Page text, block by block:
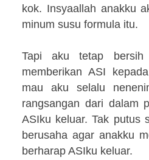
kok. Insyaallah anakku
minum susu formula itu.
Tapi aku tetap
memberikan ASI
mau aku selalu
rangsangan dari dalam
ASIku keluar. Tak putus
berusaha agar anakku
berharap ASIku keluar.